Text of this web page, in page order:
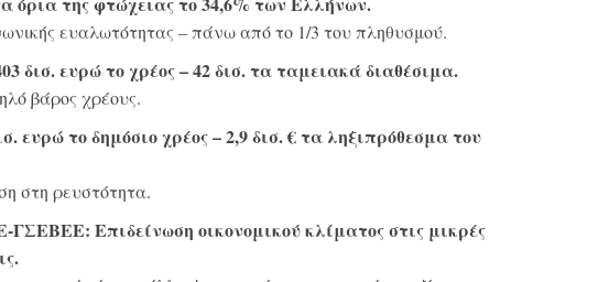
ευαλωτότητας – πάνω από το 1/3 του πληθυσμού.
δισ. ευρώ το χρέος – 42 δισ. τα ταμειακά διαθέσιμα.
βάρος χρέους.
ευρώ το δημόσιο χρέος – 2,9 δισ. € τα ληξιπρόθεσμα του
στη ρευστότητα.
Επιδείνωση οικονομικού κλίματος στις μικρές